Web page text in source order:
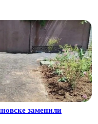
заменили